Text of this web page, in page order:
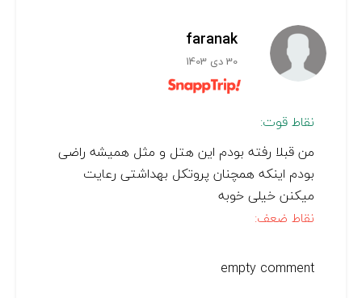
faranak
30 دی 1403
نقاط قوت:
من قبلا رفته بودم این هتل و مثل همیشه راضی
بودم اینکه همچنان پروتکل بهداشتی رعایت
میکنن خیلی خوبه
نقاط ضعف:
empty comment